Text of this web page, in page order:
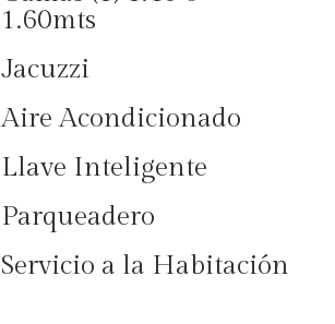
1.60mts
Jacuzzi
Aire Acondicionado
Llave Inteligente
Parqueadero
Servicio a la Habitación